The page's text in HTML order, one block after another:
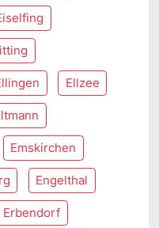
Ellzee
Emskirchen
Engelthal
Erbendorf